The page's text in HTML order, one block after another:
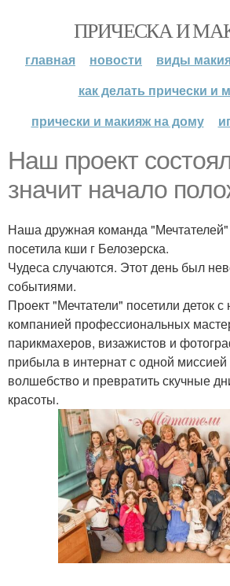
ПРИЧЕСКА И
главная новости
виды
как делать прически и
прически и макияж на дому
Наш проект
значит начало
Наша дружная команда
посетила кши г Белозерска.
Чудеса случаются. Этот день был
событиями.
Проект "Мечтатели" посетили деток
компанией профессиональных
парикмахеров, визажистов и
прибыла в интернат с одной миссией
волшебство и превратить скучные
красоты.